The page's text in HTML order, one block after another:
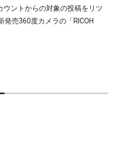
ントからの対象の投稿をリツ
売360度カメラの「RICOH